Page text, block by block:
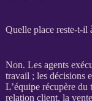
Quelle place reste-t-il
Non. Les agents
travail ; les décisions
L’équipe récupère
relation client, la